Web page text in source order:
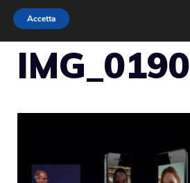
IMG_0190
Accetta